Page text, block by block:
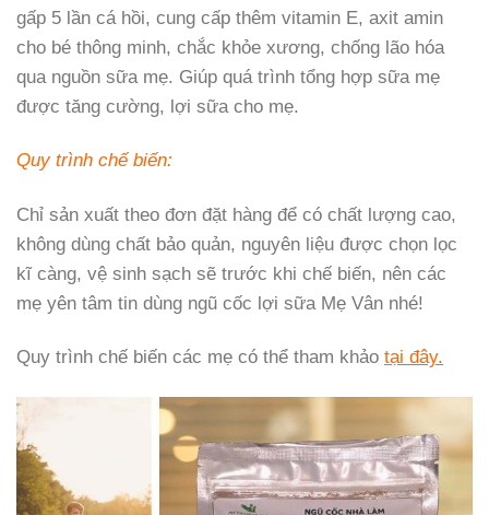
gấp 5 lần cá hồi, cung cấp thêm vitamin E, axit amin
cho bé thông minh, chắc khỏe xương, chống lão hóa
qua nguồn sữa mẹ. Giúp quá trình tổng hợp sữa mẹ
được tăng cường, lợi sữa cho mẹ.
Quy trình chế biến:
Chỉ sản xuất theo đơn đặt hàng để có chất lượng cao,
không dùng chất bảo quản, nguyên liệu được chọn lọc
kĩ càng, vệ sinh sạch sẽ trước khi chế biến, nên các
mẹ yên tâm tin dùng ngũ cốc lợi sữa Mẹ Vân nhé!
Quy trình chế biến các mẹ có thể tham khảo tại đây.